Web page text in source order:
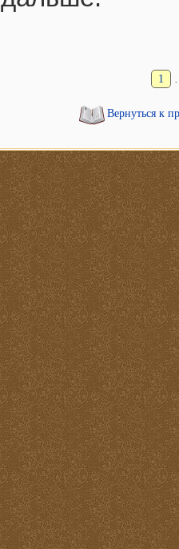
1
Вернуться к